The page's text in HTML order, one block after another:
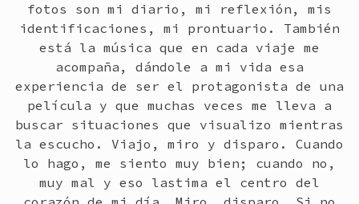
fotos son mi diario, mi reflexión, mis
identificaciones, mi prontuario. También
está la música que en cada viaje me
acompaña, dándole a mi vida esa
experiencia de ser el protagonista de una
película y que muchas veces me lleva a
buscar situaciones que visualizo mientras
la escucho. Viajo, miro y disparo. Cuando
lo hago, me siento muy bien; cuando no,
muy mal y eso lastima el centro del